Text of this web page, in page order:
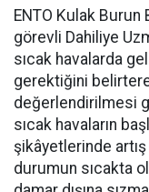
ENTO Kulak Burun
görevli Dahiliye
sıcak havalarda
gerektiğini
değerlendirilmesi
sıcak havaların
şikâyetlerinde
durumun sıcakta